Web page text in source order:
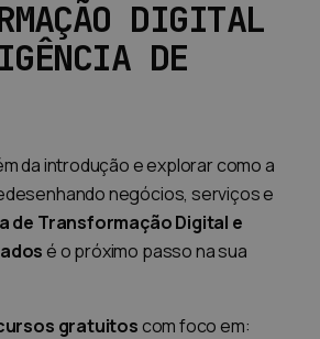
DIGITAL
DE
da introdução e explorar como a
negócios, serviços e
de Transformação Digital e
é o próximo passo na sua
gratuitoscom foco em: